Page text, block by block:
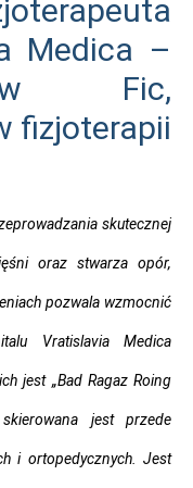
Medica –
Fic,
fizjoterapii
skutecznej
oraz stwarza opór,
pozwala wzmocnić
Vratislavia Medica
jest „Bad Ragaz Roing
jest przede
i ortopedycznych. Jest